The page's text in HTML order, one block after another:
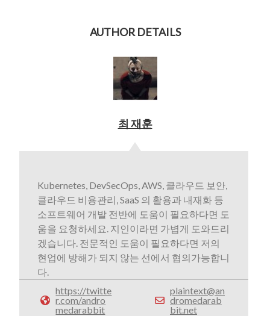
AUTHOR DETAILS
최 재훈
Kubernetes, DevSecOps, AWS, 클라우드 보안,
클라우드 비용관리, SaaS 의 활용과 내재화 등
소프트웨어 개발 전반에 도움이 필요하다면 도
움을 요청하세요. 지인이라면 가볍게 도와드리
겠습니다. 전문적인 도움이 필요하다면 저의
현업에 방해가 되지 않는 선에서 협의가능합니
다.
https://twitte
r.com/andro
medarabbit
plaintext@an
dromedarab
bit.net